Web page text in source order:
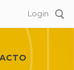
Login